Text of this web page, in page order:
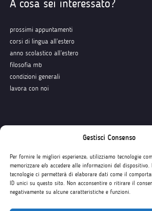
Gestisci Consenso
Per fornire le migliori esperienze, utilizziamo tecnologie
memorizzare e/o accedere alle informazioni del dispositivo.
tecnologie ci permetterà di elaborare dati come il
ID unici su questo sito. Non acconsentire o ritirare il
negativamente su alcune caratteristiche e funzioni.
A cosa sei interessato?
prossimi appuntamenti
corsi di lingua all’estero
anno scolastico all’estero
filosofia mb
condizioni generali
lavora con noi